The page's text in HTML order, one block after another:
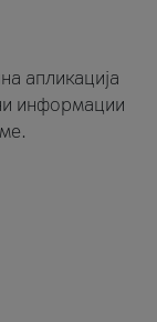
апликација
информации